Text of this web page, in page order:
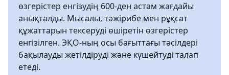
өзгерістер енгізудің 600-ден астам жағдайы
анықталды. Мысалы, тәжірибе мен рұқсат
құжаттарын тексеруді өшіретін өзгерістер
енгізілген. ЭҚО-ның осы бағыттағы тәсілдері
бақылауды жетілдіруді және күшейтуді талап
етеді.